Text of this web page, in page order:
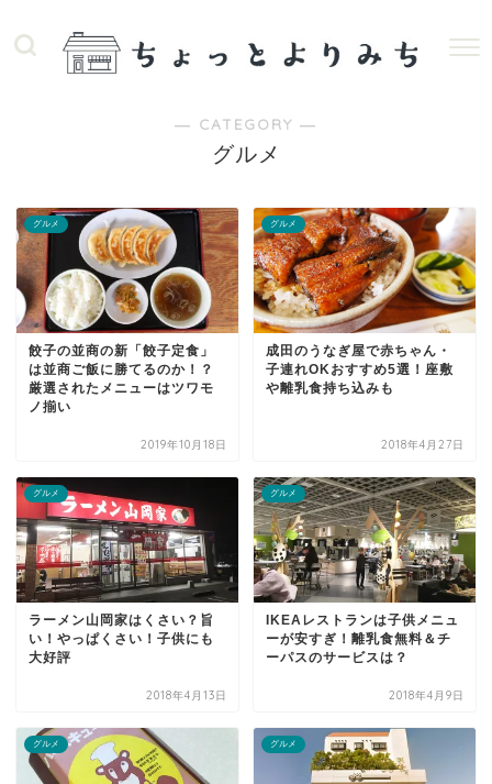
― CATEGORY ―
グルメ
グルメ
餃子の並商の新「餃子定食」
は並商ご飯に勝てるのか！？
厳選されたメニューはツワモ
ノ揃い
2019年10月18日
グルメ
成田のうなぎ屋で赤ちゃん・
子連れOKおすすめ5選！座敷
や離乳食持ち込みも
2018年4月27日
グルメ
ラーメン山岡家はくさい？旨
い！やっぱくさい！子供にも
大好評
2018年4月13日
グルメ
IKEAレストランは子供メニュ
ーが安すぎ！離乳食無料＆チ
ーパスのサービスは？
2018年4月9日
グルメ グルメ